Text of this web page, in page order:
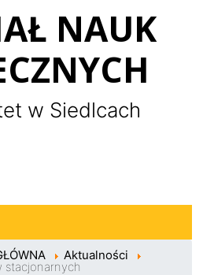
NAUK
w Siedlcach
Aktualności
stacjonarnych